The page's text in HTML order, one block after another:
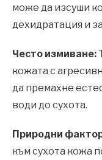
може да изсуши
дехидратация и
Често измиване:
кожата с
да премахне
води до сухота.
Природни
към сухота кожа